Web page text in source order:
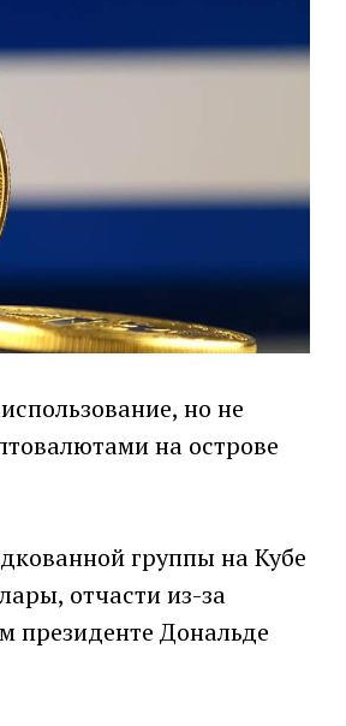
но не
на острове
группы на Кубе
отчасти из-за
президенте Дональде